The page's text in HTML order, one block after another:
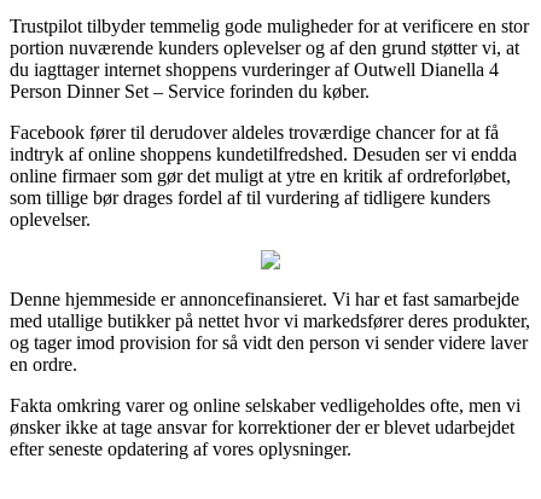
Trustpilot tilbyder temmelig gode muligheder for at verificere en stor
portion nuværende kunders oplevelser og af den grund støtter vi, at
du iagttager internet shoppens vurderinger af Outwell Dianella 4
Person Dinner Set – Service forinden du køber.
Facebook fører til derudover aldeles troværdige chancer for at få
indtryk af online shoppens kundetilfredshed. Desuden ser vi endda
online firmaer som gør det muligt at ytre en kritik af ordreforløbet,
som tillige bør drages fordel af til vurdering af tidligere kunders
oplevelser.
Denne hjemmeside er annoncefinansieret. Vi har et fast samarbejde
med utallige butikker på nettet hvor vi markedsfører deres produkter,
og tager imod provision for så vidt den person vi sender videre laver
en ordre.
Fakta omkring varer og online selskaber vedligeholdes ofte, men vi
ønsker ikke at tage ansvar for korrektioner der er blevet udarbejdet
efter seneste opdatering af vores oplysninger.